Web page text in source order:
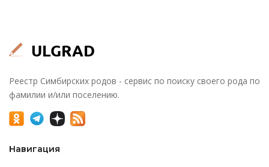
Реестр Симбирских родов - сервис по поиску своего рода по
фамилии и/или поселению.
Навигация